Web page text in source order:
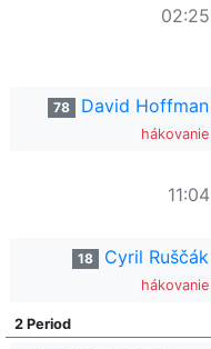
02:25
78 David Hoffman
hákovanie
11:04
18 Cyril Ruščák
hákovanie
2 Period